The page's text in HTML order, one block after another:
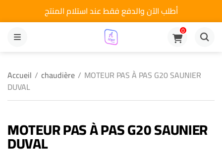
أطلب الآن والدفع فقط عند استلام المنتج
MENU
0
Accueil / chaudière / MOTEUR PAS À PAS G20 SAUNIER
DUVAL
MOTEUR PAS À PAS G20 SAUNIER
DUVAL